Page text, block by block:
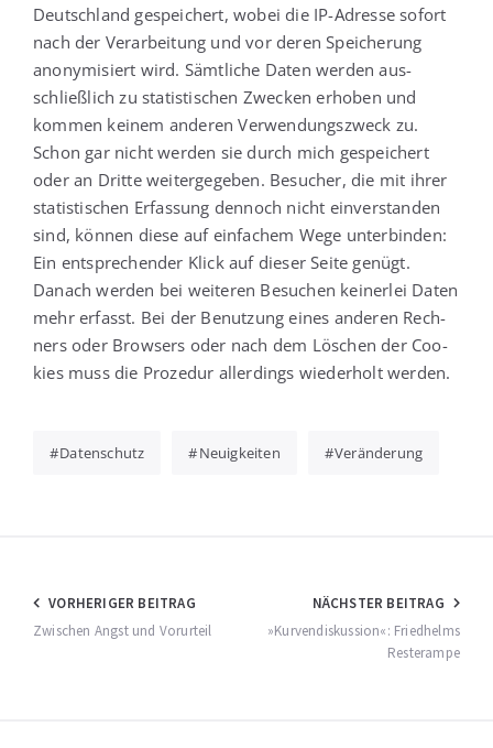
Deutsch­land gespei­chert, wobei die IP-Adres­se sofort
nach der Ver­ar­bei­tung und vor deren Spei­che­rung
anony­mi­siert wird. Sämt­li­che Daten wer­den aus­
schließ­lich zu sta­tis­ti­schen Zwe­cken erho­ben und
kom­men kei­nem ande­ren Ver­wen­dungs­zweck zu.
Schon gar nicht wer­den sie durch mich gespei­chert
oder an Drit­te wei­ter­ge­ge­ben. Besu­cher, die mit ihrer
sta­tis­ti­schen Erfas­sung den­noch nicht ein­ver­stan­den
sind, kön­nen die­se auf ein­fa­chem Wege unter­bin­den:
Ein ent­spre­chen­der Klick auf die­ser Sei­te genügt.
Danach wer­den bei wei­te­ren Besu­chen kei­ner­lei Daten
mehr erfasst. Bei der Benut­zung eines ande­ren Rech­
ners oder Brow­sers oder nach dem Löschen der Coo­
kies muss die Pro­ze­dur aller­dings wie­der­holt werden.
Datenschutz Neuigkeiten Veränderung
Beitragsnavigation
VORHERIGER BEITRAG
Zwischen Angst und Vorurteil
NÄCHSTER BEITRAG
»Kurvendiskussion«: Friedhelms
Resterampe